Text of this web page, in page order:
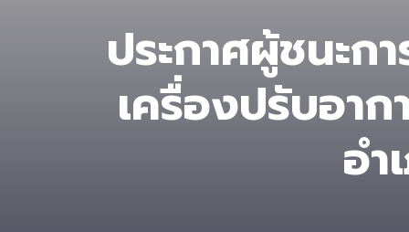
ประกาศผู้ชนะก
เครื่องปรับอา
อ